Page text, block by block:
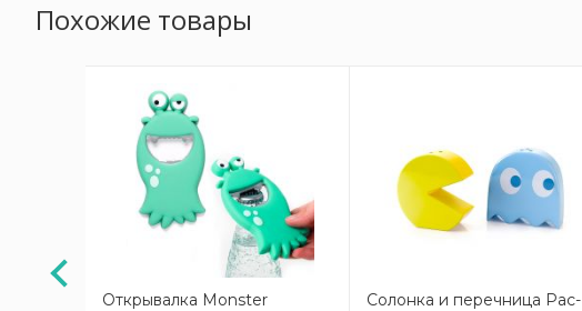
Похожие товары
Открывалка Monster
Солонка и перечница Pac-